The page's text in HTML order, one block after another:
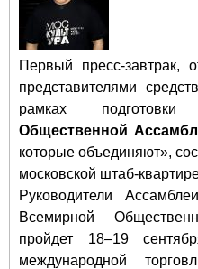
Первый пресс-завтрак,
представителями
рамках
Общественной
которые объединяют»,
московской штаб-
Руководители
Всемирной
пройдет 18–19
международной